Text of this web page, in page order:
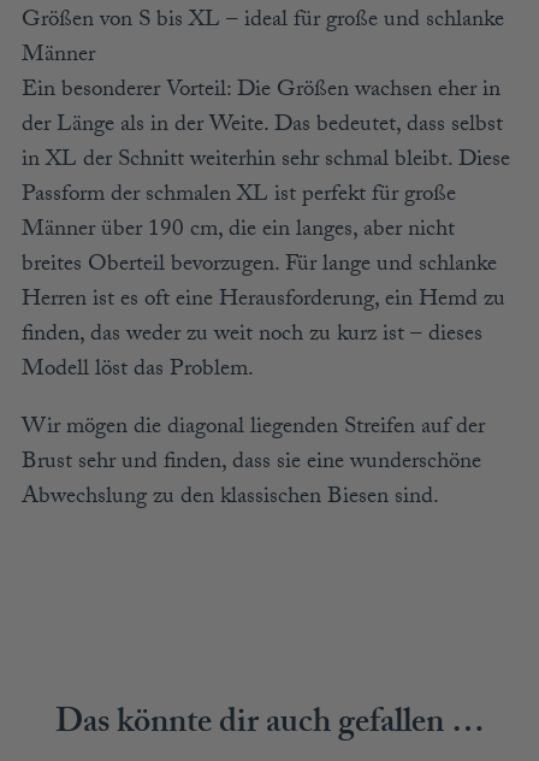
Größen von S bis XL – ideal für große und schlanke
Männer
Ein besonderer Vorteil: Die Größen wachsen eher in
der Länge als in der Weite. Das bedeutet, dass selbst
in XL der Schnitt weiterhin sehr schmal bleibt. Diese
Passform der schmalen XL ist perfekt für große
Männer über 190 cm, die ein langes, aber nicht
breites Oberteil bevorzugen. Für lange und schlanke
Herren ist es oft eine Herausforderung, ein Hemd zu
finden, das weder zu weit noch zu kurz ist – dieses
Modell löst das Problem.
Wir mögen die diagonal liegenden Streifen auf der
Brust sehr und finden, dass sie eine wunderschöne
Abwechslung zu den klassischen Biesen sind.
Das könnte dir auch gefallen …